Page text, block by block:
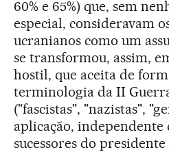
60% e 65%) que, sem
especial, consideravam
ucranianos como um
se transformou, assim,
hostil, que aceita de
terminologia da II
("fascistas", "nazistas",
aplicação, independente
sucessores do presidente